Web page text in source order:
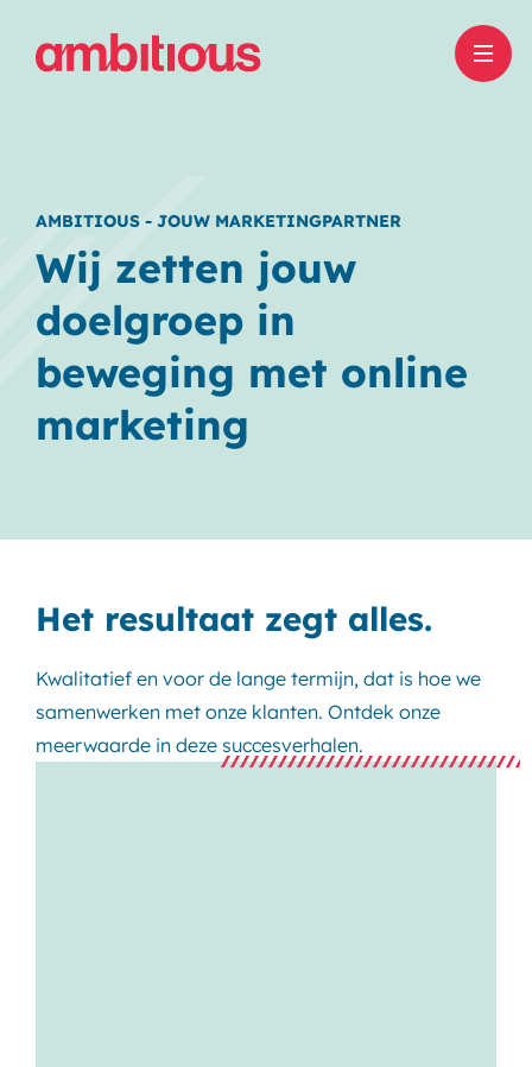
AMBITIOUS - JOUW MARKETINGPARTNER
Wij zetten jouw
doelgroep in
beweging met online
marketing
Het resultaat zegt alles.
Kwalitatief en voor de lange termijn, dat is hoe we
samenwerken met onze klanten. Ontdek onze
meerwaarde in deze succesverhalen.